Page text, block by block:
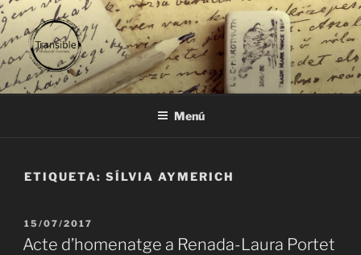
Vés
al
contingut
TRANSIBLE
traducció literària
Menú
ETIQUETA: SÍLVIA AYMERICH
PUBLICAT
A
15/07/2017
Acte d’homenatge a Renada-Laura Portet